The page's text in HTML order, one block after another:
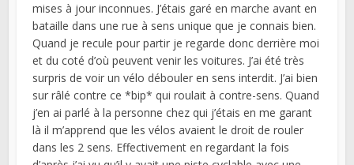
mises à jour inconnues. J’étais garé en marche avant en
bataille dans une rue à sens unique que je connais bien.
Quand je recule pour partir je regarde donc derrière moi
et du coté d’où peuvent venir les voitures. J’ai été très
surpris de voir un vélo débouler en sens interdit. J’ai bien
sur râlé contre ce *bip* qui roulait à contre-sens. Quand
j’en ai parlé à la personne chez qui j’étais en me garant
là il m’apprend que les vélos avaient le droit de rouler
dans les 2 sens. Effectivement en regardant la fois